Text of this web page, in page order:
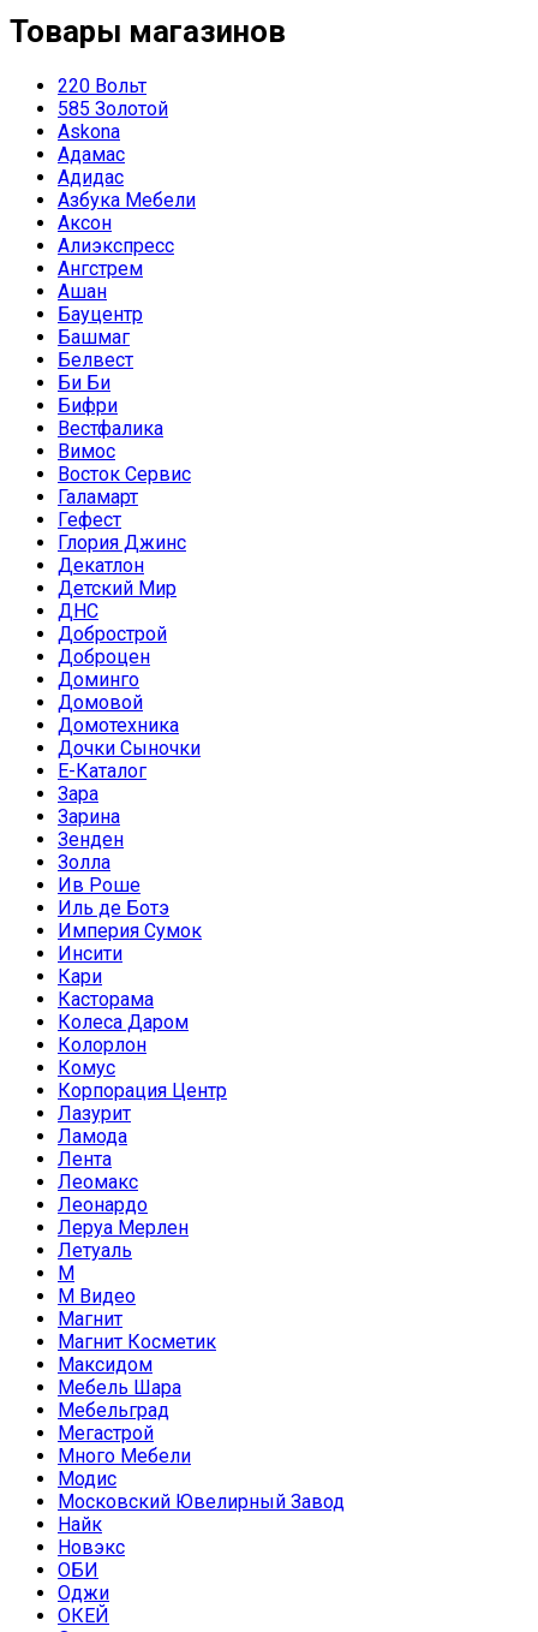
Товары магазинов
220 Вольт
585 Золотой
Askona
Адамас
Адидас
Азбука Мебели
Аксон
Алиэкспресс
Ангстрем
Ашан
Бауцентр
Башмаг
Белвест
Би Би
Бифри
Вестфалика
Вимос
Восток Сервис
Галамарт
Гефест
Глория Джинс
Декатлон
Детский Мир
ДНС
Добрострой
Доброцен
Доминго
Домовой
Домотехника
Дочки Сыночки
Е-Каталог
Зара
Зарина
Зенден
Золла
Ив Роше
Иль де Ботэ
Империя Сумок
Инсити
Кари
Касторама
Колеса Даром
Колорлон
Комус
Корпорация Центр
Лазурит
Ламода
Лента
Леомакс
Леонардо
Леруа Мерлен
Летуаль
М
М Видео
Магнит
Магнит Косметик
Максидом
Мебель Шара
Мебельград
Мегастрой
Много Мебели
Модис
Московский Ювелирный Завод
Найк
Новэкс
ОБИ
Оджи
ОКЕЙ